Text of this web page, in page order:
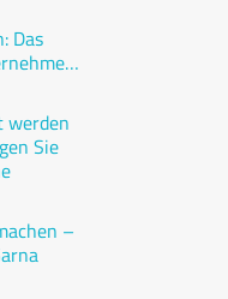
Das
werden
Sie
–